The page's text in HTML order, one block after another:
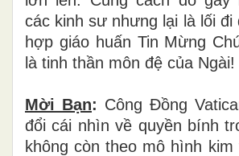
các kinh sư nhưng lại là lối đi
hợp giáo huấn Tin Mừng
là tinh thần môn đệ của Ngài!
Mời Bạn: Công Đồng
đổi cái nhìn về quyền bính
không còn theo mô hình